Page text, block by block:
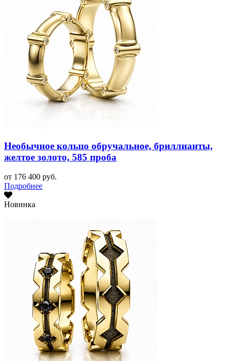
Необычное кольцо обручальное, бриллианты,
желтое золото, 585 проба
от 176 400 руб.
Подробнее
Новинка